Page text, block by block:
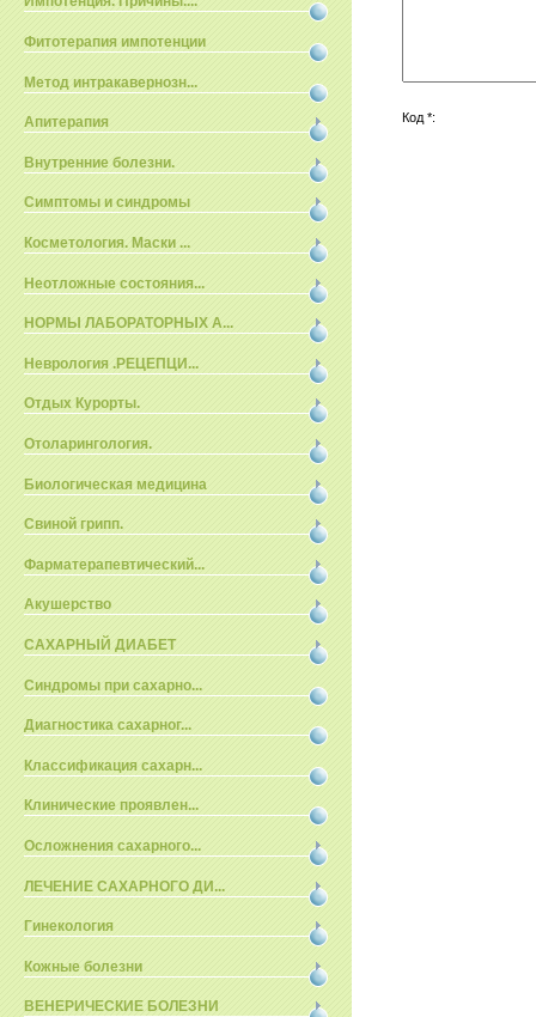
Фитотерапия импотенции
Метод интракавернозн...
Апитерапия
Внутренние болезни.
Симптомы и синдромы
Косметология. Маски ...
Неотложные состояния...
НОРМЫ ЛАБОРАТОРНЫХ А...
Неврология .РЕЦЕПЦИ...
Отдых Курорты.
Отоларингология.
Биологическая медицина
Свиной грипп.
Фарматерапевтический...
Акушерство
САХАРНЫЙ ДИАБЕТ
Синдромы при сахарно...
Диагностика сахарног...
Классификация сахарн...
Клинические проявлен...
Осложнения сахарного...
ЛЕЧЕНИЕ САХАРНОГО ДИ...
Гинекология
Кожные болезни
ВЕНЕРИЧЕСКИЕ БОЛЕЗНИ
Код *: